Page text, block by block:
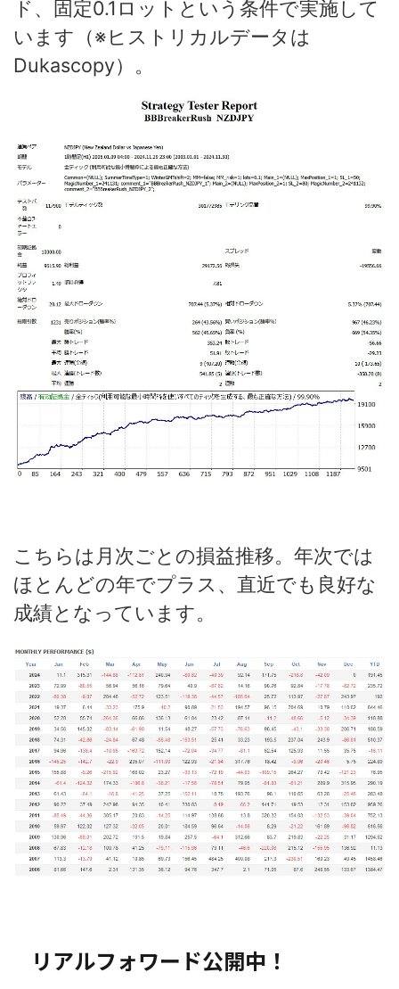
ド、固定0.1ロットという条件で実施して
います（※ヒストリカルデータは
Dukascopy）。
こちらは月次ごとの損益推移。年次では
ほとんどの年でプラス、直近でも良好な
成績となっています。
リアルフォワード公開中！